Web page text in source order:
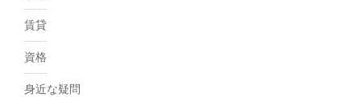
賃貸
資格
身近な疑問